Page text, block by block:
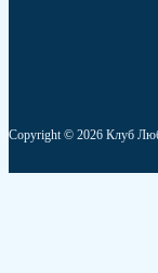
Copyright © 2026 Клуб